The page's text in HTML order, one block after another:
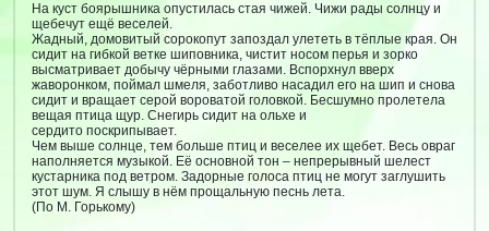
На куст боярышника опустилась стая чижей. Чижи рады солнцу и
щебечут ещё веселей.
Жадный, домовитый сорокопут запоздал улететь в тёплые края. Он
сидит на гибкой ветке шиповника, чистит носом перья и зорко
высматривает добычу чёрными глазами. Вспорхнул вверх
жаворонком, поймал шмеля, заботливо насадил его на шип и снова
сидит и вращает серой вороватой головкой. Бесшумно пролетела
вещая птица щур. Снегирь сидит на ольхе и
сердито поскрипывает.
Чем выше солнце, тем больше птиц и веселее их щебет. Весь овраг
наполняется музыкой. Её основной тон – непрерывный шелест
кустарника под ветром. Задорные голоса птиц не могут заглушить
этот шум. Я слышу в нём прощальную песнь лета.
(По М. Горькому)